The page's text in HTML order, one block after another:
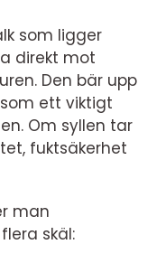
som ligger
direkt mot
Den bär upp
ett viktigt
Om syllen tar
fuktsäkerhet
man
skäl: